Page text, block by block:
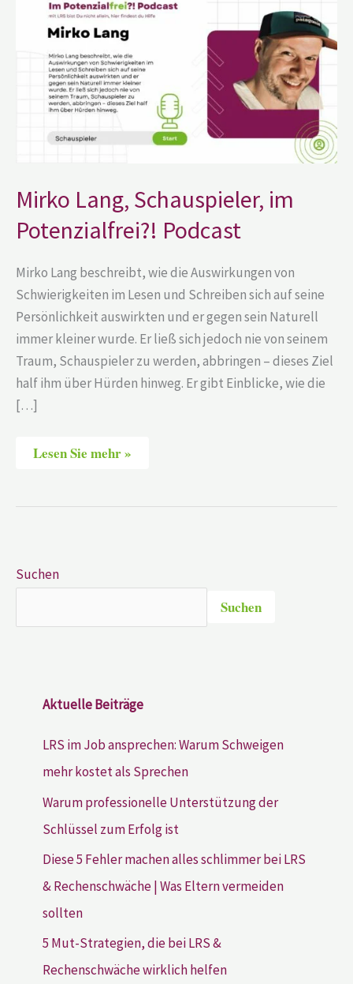
Mirko Lang, Schauspieler, im
Potenzialfrei?! Podcast
Mirko Lang beschreibt, wie die Auswirkungen von
Schwierigkeiten im Lesen und Schreiben sich auf seine
Persönlichkeit auswirkten und er gegen sein Naturell
immer kleiner wurde. Er ließ sich jedoch nie von seinem
Traum, Schauspieler zu werden, abbringen – dieses Ziel
half ihm über Hürden hinweg. Er gibt Einblicke, wie die
[…]
Schauspieler,
Potenzialfrei?!
Podcast
Lesen Sie mehr »
Suchen
Suchen
Aktuelle Beiträge
LRS im Job ansprechen: Warum Schweigen
mehr kostet als Sprechen
Warum professionelle Unterstützung der
Schlüssel zum Erfolg ist
Diese 5 Fehler machen alles schlimmer bei LRS
& Rechenschwäche | Was Eltern vermeiden
sollten
5 Mut-Strategien, die bei LRS &
Rechenschwäche wirklich helfen